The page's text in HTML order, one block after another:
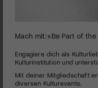
seconds
minutes,
49
Marcel Gschwend |
Unter dem Namen Bit-
Mach mit: «Be Part of the
Engagiere dich als
Kulturinstitution und
Mit deiner Mitgliedschaft
diversen Kulturevents.